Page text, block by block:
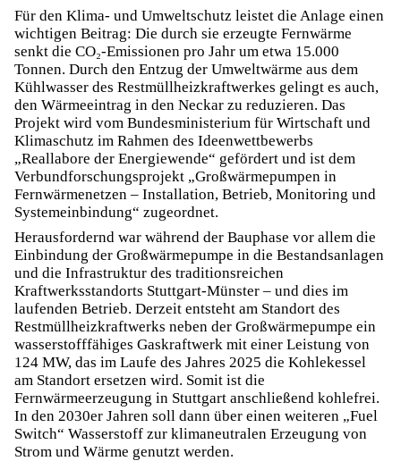
Für den Klima- und Umweltschutz leistet die Anlage einen
wichtigen Beitrag: Die durch sie erzeugte Fernwärme
senkt die CO₂-Emissionen pro Jahr um etwa 15.000
Tonnen. Durch den Entzug der Umweltwärme aus dem
Kühlwasser des Restmüllheizkraftwerkes gelingt es auch,
den Wärmeeintrag in den Neckar zu reduzieren. Das
Projekt wird vom Bundesministerium für Wirtschaft und
Klimaschutz im Rahmen des Ideenwettbewerbs
„Reallabore der Energiewende“ gefördert und ist dem
Verbundforschungsprojekt „Großwärmepumpen in
Fernwärmenetzen – Installation, Betrieb, Monitoring und
Systemeinbindung“ zugeordnet.
Herausfordernd war während der Bauphase vor allem die
Einbindung der Großwärmepumpe in die Bestandsanlagen
und die Infrastruktur des traditionsreichen
Kraftwerksstandorts Stuttgart-Münster – und dies im
laufenden Betrieb. Derzeit entsteht am Standort des
Restmüllheizkraftwerks neben der Großwärmepumpe ein
wasserstofffähiges Gaskraftwerk mit einer Leistung von
124 MW, das im Laufe des Jahres 2025 die Kohlekessel
am Standort ersetzen wird. Somit ist die
Fernwärmeerzeugung in Stuttgart anschließend kohlefrei.
In den 2030er Jahren soll dann über einen weiteren „Fuel
Switch“ Wasserstoff zur klimaneutralen Erzeugung von
Strom und Wärme genutzt werden.